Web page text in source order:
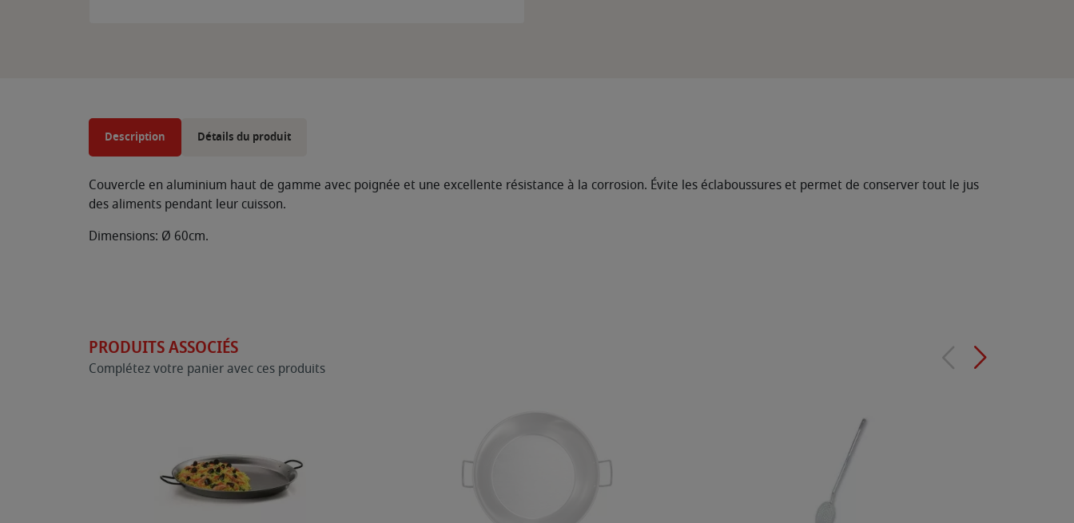
Description Détails du produit
Couvercle en aluminium haut de gamme avec poignée et une excellente résistance à la corrosion. Évite les éclaboussures et permet de conserver tout le jus
des aliments pendant leur cuisson.
Dimensions: Ø 60cm.
PRODUITS ASSOCIÉS
Complétez votre panier avec ces produits